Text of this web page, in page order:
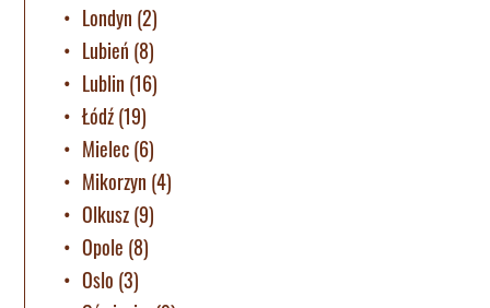
Londyn (2)
Lubień (8)
Lublin (16)
Łódź(19)
Mielec(6)
Mikorzyn (4)
Olkusz(9)
Opole (8)
Oslo (3)